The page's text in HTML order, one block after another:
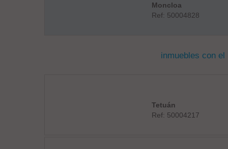
Moncloa
Ref: 50004828
inmuebles con
Tetuán
Ref: 50004217